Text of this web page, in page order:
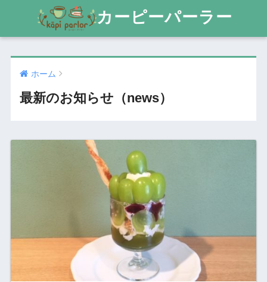
カーピーパーラー
ホーム
最新のお知らせ（news）